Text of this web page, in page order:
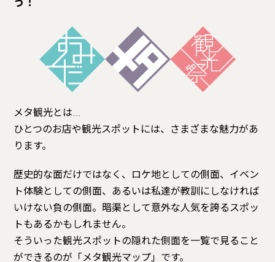
う！
メタ観光とは…
ひとつのお店や観光スポットには、さまざまな魅力があ
ります。
歴史的な面だけではなく、ロケ地としての側面、イベン
ト体験としての側面、あるいは私達が教訓にしなければ
いけない負の側面。暗渠として意外な人気を誇るスポッ
トもあるかもしれません。
そういった観光スポットの隠れた側面を一覧で見ること
ができるのが「メタ観光マップ」です。